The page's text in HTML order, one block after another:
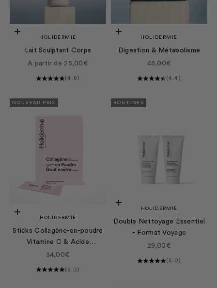
Choisir les options
HOLIDERMIE
Lait Sculptant Corps
Prix de vente
A partir de 25,00€
(4.9)
Choisir les options
HOLIDERMIE
Digestion & Métabolisme
Prix de vente
45,00€
(4.4)
NOUVEAU PRIX
Choisir les options
HOLIDERMIE
Sticks Collagène-en-poudre
Vitamine C & Acide
Hyaluronique
Prix de vente
34,00€
(5.0)
ROUTINES
Ajouter au panier
HOLIDERMIE
Double Nettoyage Essentiel
- Format Voyage
Prix de vente
29,00€
(5.0)